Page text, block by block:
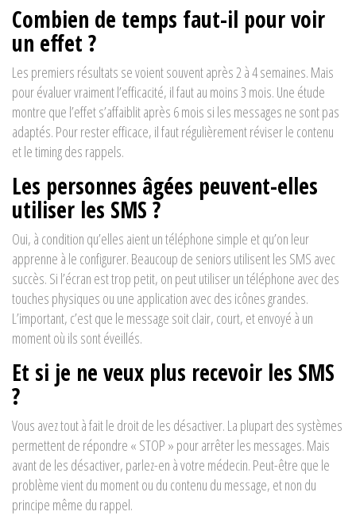
Combien de temps faut-il pour voir
un effet ?
Les premiers résultats se voient souvent après 2 à 4 semaines. Mais
pour évaluer vraiment l’efficacité, il faut au moins 3 mois. Une étude
montre que l’effet s’affaiblit après 6 mois si les messages ne sont pas
adaptés. Pour rester efficace, il faut régulièrement réviser le contenu
et le timing des rappels.
Les personnes âgées peuvent-elles
utiliser les SMS ?
Oui, à condition qu’elles aient un téléphone simple et qu’on leur
apprenne à le configurer. Beaucoup de seniors utilisent les SMS avec
succès. Si l’écran est trop petit, on peut utiliser un téléphone avec des
touches physiques ou une application avec des icônes grandes.
L’important, c’est que le message soit clair, court, et envoyé à un
moment où ils sont éveillés.
Et si je ne veux plus recevoir les SMS
?
Vous avez tout à fait le droit de les désactiver. La plupart des systèmes
permettent de répondre « STOP » pour arrêter les messages. Mais
avant de les désactiver, parlez-en à votre médecin. Peut-être que le
problème vient du moment ou du contenu du message, et non du
principe même du rappel.